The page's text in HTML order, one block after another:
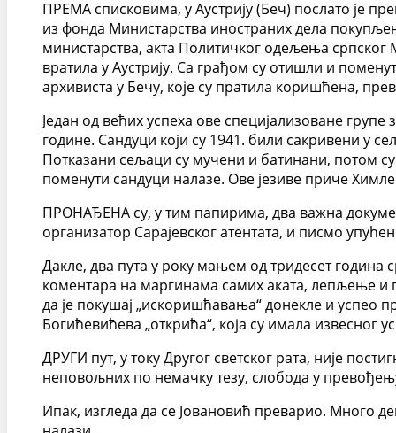
ПРЕМА списковима, у Аустрију (Беч) послато је
из фонда Министарства иностраних дела
министарства, акта Политичког одељења
вратила у Аустрију. Са грађом су отишли и
архивиста у Бечу, које су пратила коришћена,
Један од већих успеха ове специјализоване
године. Сандуци који су 1941. били сакривени у
Потказани сељаци су мучени и батинани, потом
поменути сандуци налазе. Ове језиве приче
ПРОНАЂЕНА су, у тим папирима, два важна
организатор Сарајевског атентата, и писмо
Дакле, два пута у року мањем од тридесет година
коментара на маргинама самих аката, лепљење и
да је покушај „искоришћавања“ донекле и успео
Богићевићева „открића“, која су имала извесног
ДРУГИ пут, у току Другог светског рата, није
неповољних по немачку тезу, слобода у
Ипак, изгледа да се Јовановић преварио. Много